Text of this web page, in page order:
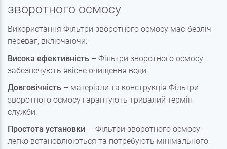
зворотного осмосу
Використання Фільтри зворотного осмосу має безліч
переваг, включаючи:
Висока ефективність – Фільтри зворотного осмосу
забезпечують якісне очищення води.
Довговічність – матеріали та конструкція Фільтри
зворотного осмосу гарантують тривалий термін
служби.
Простота установки — Фільтри зворотного осмосу
легко встановлюються та потребують мінімального